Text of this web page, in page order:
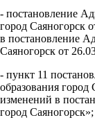
- постановление
город Саяногорск
в постановление
Саяногорск от
- пункт 11
образования
изменений в
город Саяногорск»;